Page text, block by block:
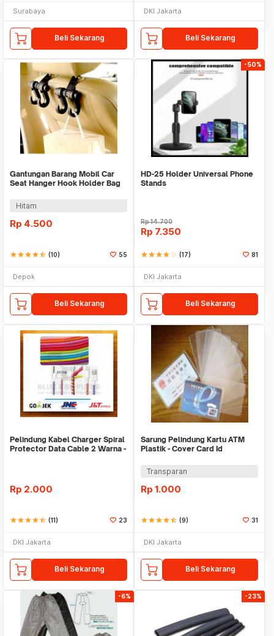
Surabaya
Beli Sekarang
DKI Jakarta
Beli Sekarang
Gantungan Barang Mobil Car
Seat Hanger Hook Holder Bag
Hitam
Rp 4.500
starstarstarstarstar_half (10) 55
Depok
Beli Sekarang
-50%
HD-25 Holder Universal Phone
Stands
Rp14.700
Rp 7.350
starstarstarstarstar_border (17) 81
DKI Jakarta
Beli Sekarang
Pelindung Kabel Charger Spiral
Protector Data Cable 2 Warna -
Rp 2.000
starstarstarstarstar_half (11) 23
DKI Jakarta
Beli Sekarang
Sarung Pelindung Kartu ATM
Plastik - Cover Card Id
Transparan
Rp 1.000
starstarstarstarstar_half (9) 31
DKI Jakarta
Beli Sekarang
-6% -23%